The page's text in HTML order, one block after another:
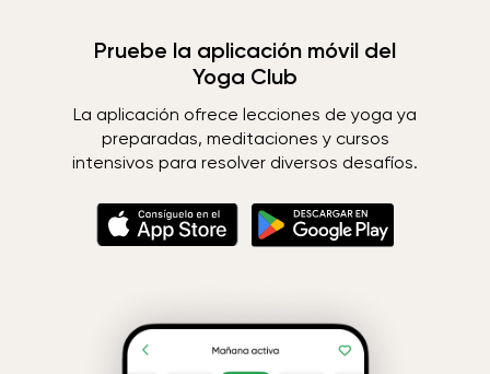
Pruebe la aplicación móvil del
Yoga Club
La aplicación ofrece lecciones de yoga ya
preparadas, meditaciones y cursos
intensivos para resolver diversos desafíos.